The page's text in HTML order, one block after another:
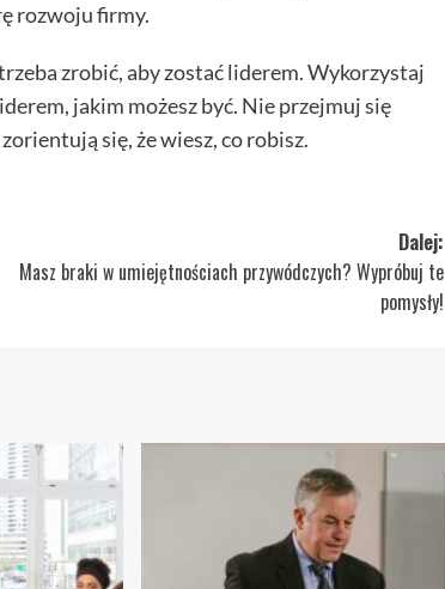
rozwoju firmy.
zrobić, aby zostać liderem. Wykorzystaj
jakim możesz być. Nie przejmuj się
się, że wiesz, co robisz.
Dalej:
Masz braki w umiejętnościach przywódczych? Wypróbuj te
pomysły!